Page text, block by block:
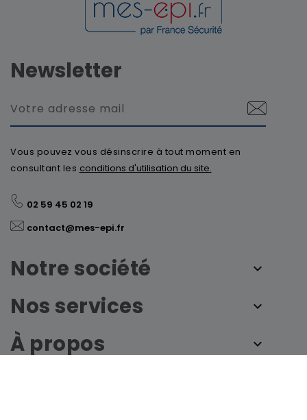
Newsletter
Vous pouvez vous désinscrire à tout moment en
consultant les conditions d'utilisation du site.
02 59 45 02 19
contact@mes-epi.fr
Notre société
Nos services
À propos